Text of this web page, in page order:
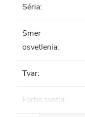
Séria:
Smer
osvetlenia:
Tvar:
Farba svetla: